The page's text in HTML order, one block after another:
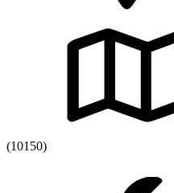
(10150)